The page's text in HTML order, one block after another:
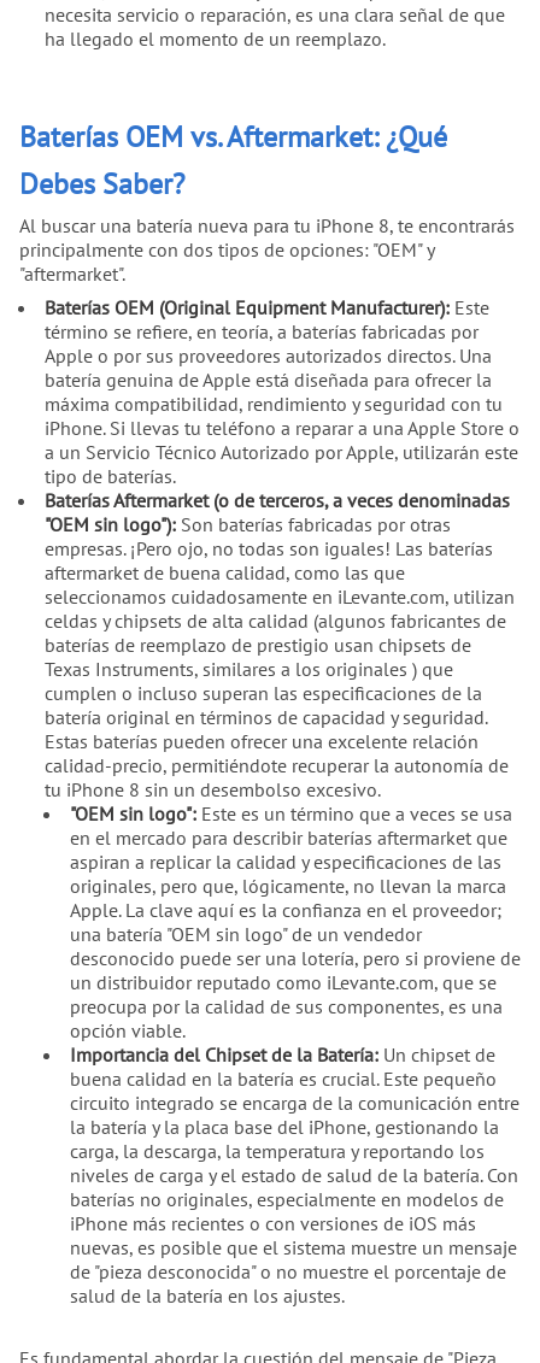
necesita servicio o reparación, es una clara señal de que
ha llegado el momento de un reemplazo.
Baterías OEM vs. Aftermarket: ¿Qué
Debes Saber?
Al buscar una batería nueva para tu iPhone 8, te encontrarás
principalmente con dos tipos de opciones: "OEM" y
"aftermarket".
Baterías OEM (Original Equipment Manufacturer):Este
término se refiere, en teoría, a baterías fabricadas por
Apple o por sus proveedores autorizados directos. Una
batería genuina de Apple está diseñada para ofrecer la
máxima compatibilidad, rendimiento y seguridad con tu
iPhone. Si llevas tu teléfono a reparar a una Apple Store o
a un Servicio Técnico Autorizado por Apple, utilizarán este
tipo de baterías.
Baterías Aftermarket (o de terceros, a veces denominadas
"OEM sin logo"):Son baterías fabricadas por otras
empresas. ¡Pero ojo, no todas son iguales! Las baterías
aftermarket de buena calidad, como las que
seleccionamos cuidadosamente en iLevante.com, utilizan
celdas y chipsets de alta calidad (algunos fabricantes de
baterías de reemplazo de prestigio usan chipsets de
Texas Instruments, similares a los originales ) que
cumplen o incluso superan las especificaciones de la
batería original en términos de capacidad y seguridad.
Estas baterías pueden ofrecer una excelente relación
calidad-precio, permitiéndote recuperar la autonomía de
tu iPhone 8 sin un desembolso excesivo.
"OEM sin logo":Este es un término que a veces se usa
en el mercado para describir baterías aftermarket que
aspiran a replicar la calidad y especificaciones de las
originales, pero que, lógicamente, no llevan la marca
Apple. La clave aquí es la confianza en el proveedor;
una batería "OEM sin logo" de un vendedor
desconocido puede ser una lotería, pero si proviene de
un distribuidor reputado como iLevante.com, que se
preocupa por la calidad de sus componentes, es una
opción viable.
Importancia del Chipset de la Batería:Un chipset de
buena calidad en la batería es crucial. Este pequeño
circuito integrado se encarga de la comunicación entre
la batería y la placa base del iPhone, gestionando la
carga, la descarga, la temperatura y reportando los
niveles de carga y el estado de salud de la batería. Con
baterías no originales, especialmente en modelos de
iPhone más recientes o con versiones de iOS más
nuevas, es posible que el sistema muestre un mensaje
de "pieza desconocida" o no muestre el porcentaje de
salud de la batería en los ajustes.
Es fundamental abordar la cuestión del mensaje de "Pieza